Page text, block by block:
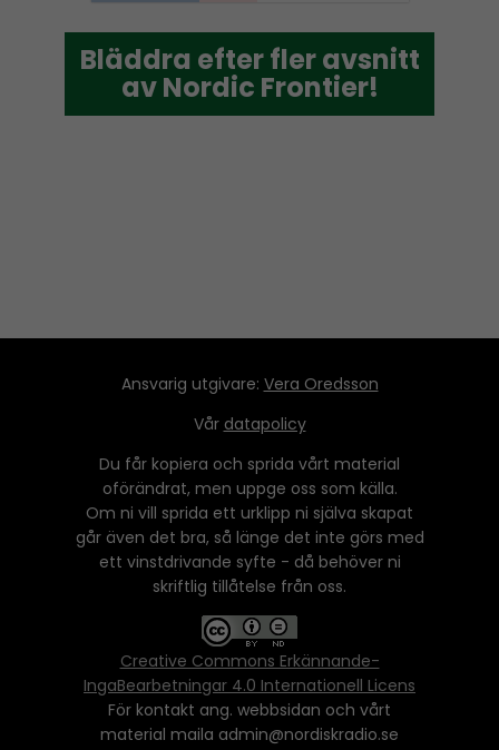
Bläddra efter fler avsnitt
av Nordic Frontier!
Bläddra efter fler avsnitt
av Nordic Frontier!
Ansvarig utgivare: Vera Oredsson
Vår datapolicy
Du får kopiera och sprida vårt material
oförändrat, men uppge oss som källa.
Om ni vill sprida ett urklipp ni själva skapat
går även det bra, så länge det inte görs med
ett vinstdrivande syfte - då behöver ni
skriftlig tillåtelse från oss.
Creative Commons Erkännande-
IngaBearbetningar 4.0 Internationell Licens
För kontakt ang. webbsidan och vårt
material maila admin@nordiskradio.se